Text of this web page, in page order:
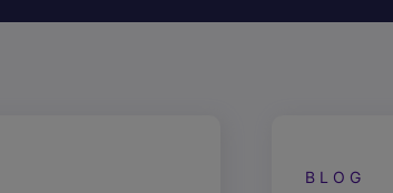
BLOG